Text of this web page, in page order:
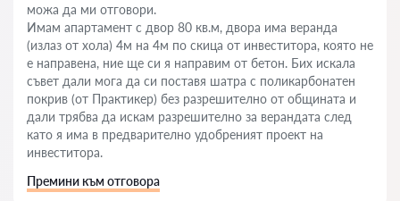
можа да ми отговори.
Имам апартамент с двор 80 кв.м, двора има веранда
(излаз от хола) 4м на 4м по скица от инвеститора, която не
е направена, ние ще си я направим от бетон. Бих искала
съвет дали мога да си поставя шатра с поликарбонатен
покрив (от Практикер) без разрешително от общината и
дали трябва да искам разрешително за верандата след
като я има в предварително удобреният проект на
инвеститора.
Премини към отговора